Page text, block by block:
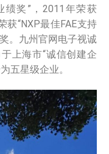
绩奖”，2011年荣获
获“NXP最佳FAE支持
。九州官网电子视诚
上海市“诚信创建企
五星级企业。